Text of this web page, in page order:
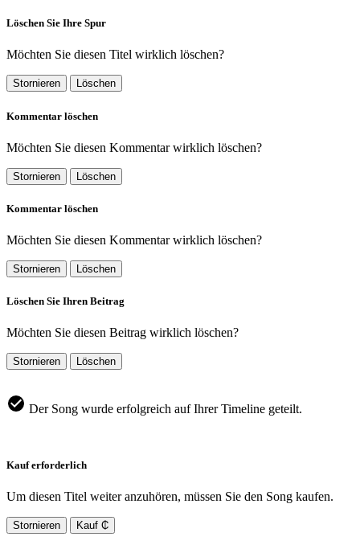
Löschen Sie Ihre Spur
Möchten Sie diesen Titel wirklich löschen?
Stornieren Löschen
Kommentar löschen
Möchten Sie diesen Kommentar wirklich löschen?
Stornieren Löschen
Kommentar löschen
Möchten Sie diesen Kommentar wirklich löschen?
Stornieren Löschen
Löschen Sie Ihren Beitrag
Möchten Sie diesen Beitrag wirklich löschen?
Stornieren Löschen
Der Song wurde erfolgreich auf Ihrer Timeline geteilt.
Kauf erforderlich
Um diesen Titel weiter anzuhören, müssen Sie den Song kaufen.
Stornieren Kauf ₵